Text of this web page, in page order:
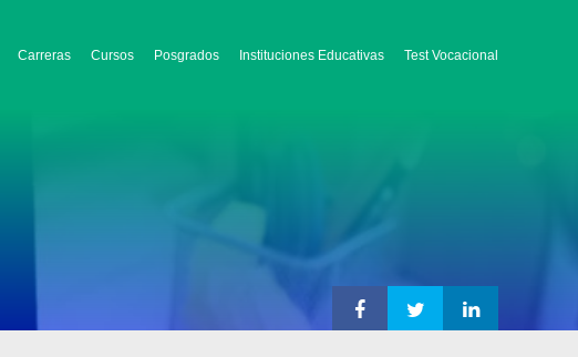
Carreras Cursos Posgrados Instituciones Educativas Test Vocacional